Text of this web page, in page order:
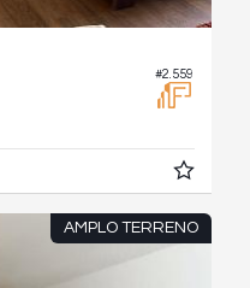
#2.559
AMPLO TERRENO